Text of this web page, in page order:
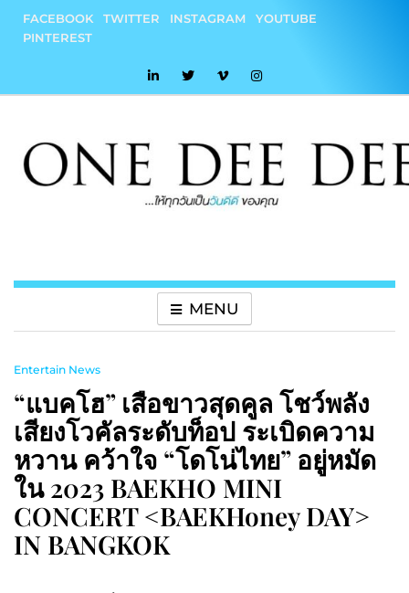
content
FACEBOOK TWITTER INSTAGRAM
YOUTUBE
PINTEREST
MENU
Entertain News
“แบคโฮ” เสือขาวสุดคูล โชว์พลัง
เสียงโวคัลระดับท็อป ระเบิดความ
หวาน คว้าใจ “โดโน่ไทย” อยู่หมัด
ใน 2023 BAEKHO MINI
CONCERT <BAEKHoney DAY>
IN BANGKOK